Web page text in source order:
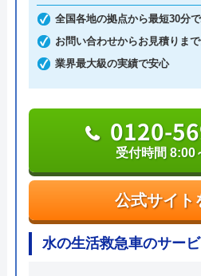
が対応してくれるなど高品
るのが大きな特徴です。
公式サイト
0120-
アトム電器チェーンの
運営会社 株式会社アト
全国各地の拠点から最短30分
お問い合わせからお見積りま
業界最大級の実績で安心
公式サイト
0120-
受付時間 8:00
水の生活救急車のサー